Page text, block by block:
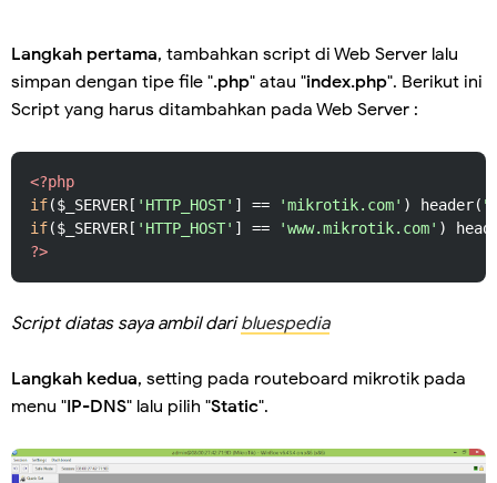
Langkah pertama, tambahkan script di Web Server lalu
simpan dengan tipe file ".php" atau "index.php". Berikut ini
Script yang harus ditambahkan pada Web Server :
<?php
if($_SERVER[ 'HTTP_HOST' ] == 'mikrotik.com' ) header(
if($_SERVER[ 'HTTP_HOST' ] == 'www.mikrotik.com' )
?>
Script diatas saya ambil daribluespedia
Langkah kedua, setting pada routeboard mikrotik pada
menu "IP-DNS" lalu pilih "Static".